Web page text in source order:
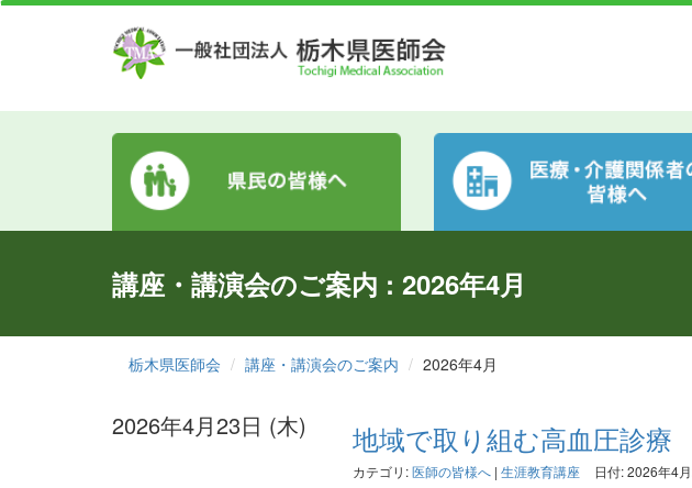
講座・講演会のご案内 : 2026年4月
栃木県医師会 講座・講演会のご案内 2026年4月
2026年4月23日 (木) 地域で取り組む高血圧診
カテゴリ:医師の皆様へ |生涯教育講座 日付: 2026年4